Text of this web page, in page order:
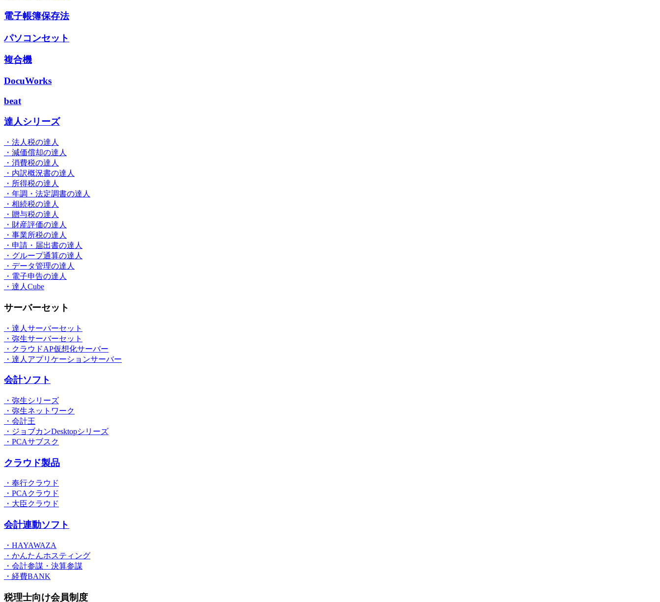
電子帳簿保存法
パソコンセット
複合機
DocuWorks
beat
達人シリーズ
・法人税の達人
・減価償却の達人
・消費税の達人
・内訳概況書の達人
・所得税の達人
・年調・法定調書の達人
・相続税の達人
・贈与税の達人
・財産評価の達人
・事業所税の達人
・申請・届出書の達人
・グループ通算の達人
・データ管理の達人
・電子申告の達人
・達人Cube
サーバーセット
・達人サーバーセット
・弥生サーバーセット
・クラウドAP仮想化サーバー
・達人アプリケーションサーバー
会計ソフト
・弥生シリーズ
・弥生ネットワーク
・会計王
・ジョブカンDesktopシリーズ
・PCAサブスク
クラウド製品
・奉行クラウド
・PCAクラウド
・大臣クラウド
会計連動ソフト
・HAYAWAZA
・かんたんホスティング
・会計参謀・決算参謀
・経費BANK
税理士向け会員制度